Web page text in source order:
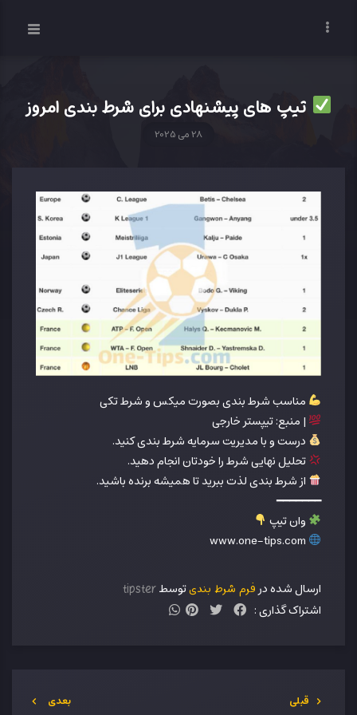
تیپ های پیشنهادی برای شرط بندی امروز
28 می 2025
مناسب شرط بندی بصورت میکس و شرط تکی
| منبع: تیپستر خارجی
درست و با مدیریت سرمایه شرط بندی کنید.
تحلیل نهایی شرط را خودتان انجام دهید.
از شرط بندی لذت ببرید تا همیشه برنده باشید.
━━━━━━━
وان تیپ
ارسال شده در فرم شرط بندیتوسطtipster
اشتراک گذاری :
قبلی بعدی